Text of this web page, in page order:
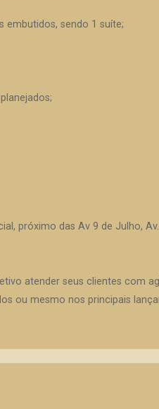
embutidos, sendo 1 suíte;
próximo das Av 9 de Julho,
atender seus clientes com
ou mesmo nos principais